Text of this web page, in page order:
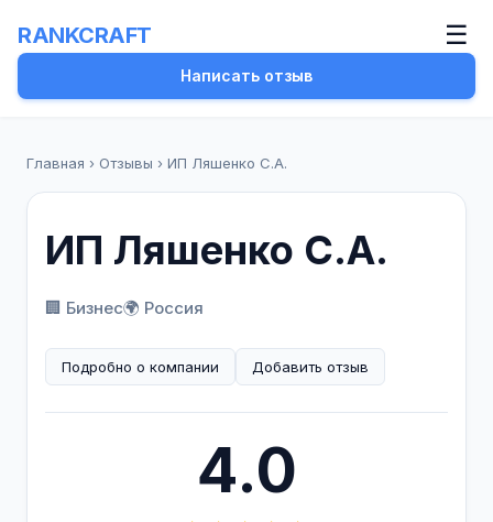
RANKCRAFT ☰
Написать отзыв
Главная › Отзывы › ИП Ляшенко С.А.
ИП Ляшенко С.А.
🏢 Бизнес🌍 Россия
Подробно о компании Добавить отзыв
4.0